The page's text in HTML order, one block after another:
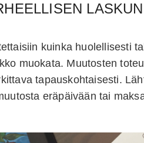
kuinka huolellisesti
muokata. Muutosten
tapauskohtaisesti.
eräpäivään tai